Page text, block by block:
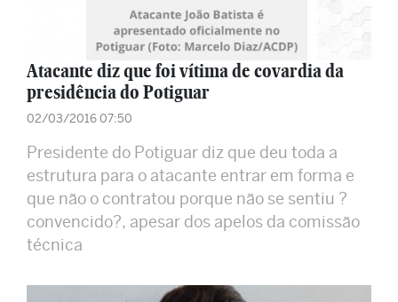
Atacante diz que foi vítima de covardia da
presidência do Potiguar
02/03/2016 07:50
Presidente do Potiguar diz que deu toda a
estrutura para o atacante entrar em forma e
que não o contratou porque não se sentiu ?
convencido?, apesar dos apelos da comissão
técnica